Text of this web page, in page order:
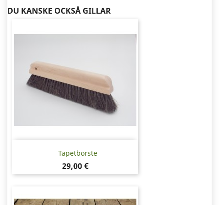
DU KANSKE OCKSÅ GILLAR
Tapetborste
Pris
29,00 €